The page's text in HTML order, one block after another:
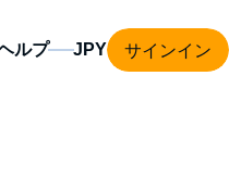
ルプ サインイン